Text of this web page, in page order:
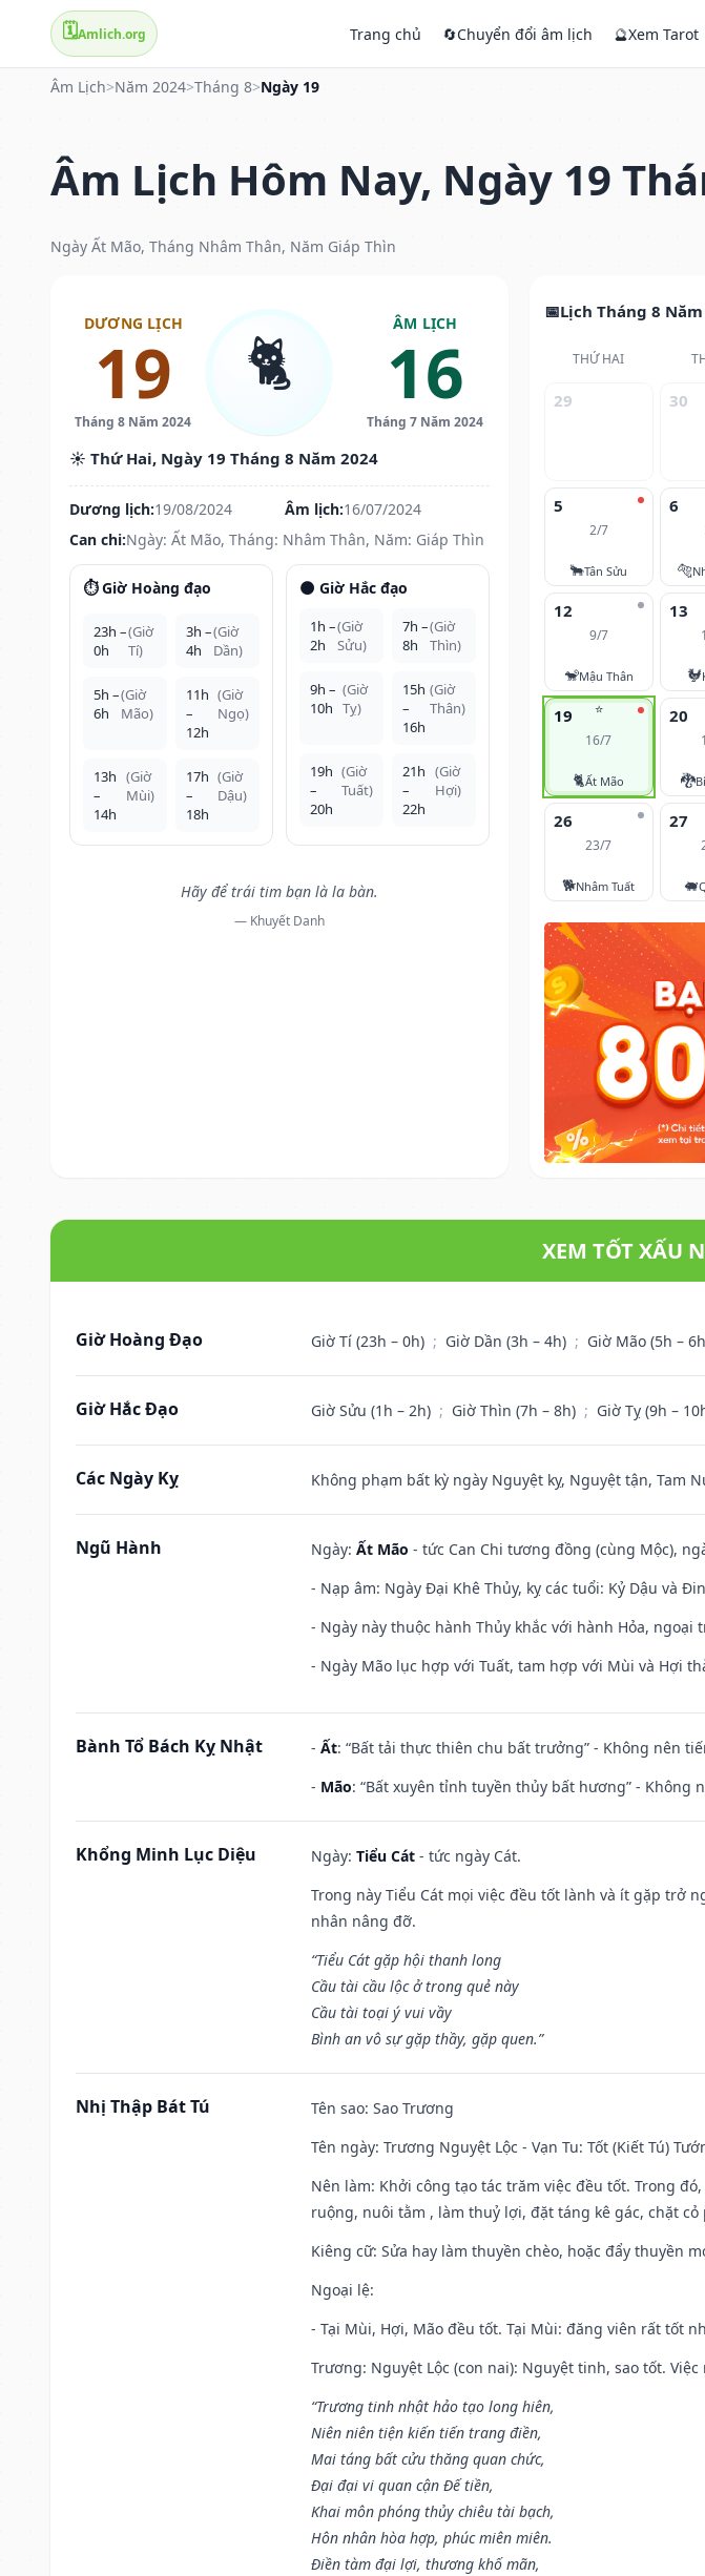
🗓️Amlich.org Trang chủ 🔄Chuyển đổi âm lịch 🔮Xem Tarot
Âm Lịch>Năm 2024>Tháng 8>Ngày 19
Âm Lịch Hôm Nay, Ngày 19
Ngày Ất Mão, Tháng Nhâm Thân, Năm Giáp Thìn
DƯƠNG LỊCH
19
Tháng 8 Năm 2024
🐈 ÂM LỊCH
16
Tháng 7 Năm 2024
☀️ Thứ Hai, Ngày 19 Tháng 8 Năm 2024
Dương lịch:19/08/2024 Âm lịch:16/07/2024
Can chi:Ngày: Ất Mão, Tháng: Nhâm Thân, Năm: Giáp Thìn
⏱️ Giờ Hoàng đạo
23h –
0h
(Giờ
Tí)
3h –
4h
(Giờ
Dần)
5h –
6h
(Giờ
Mão)
11h
–
12h
(Giờ
Ngọ)
13h
–
14h
(Giờ
Mùi)
17h
–
18h
(Giờ
Dậu)
🌑 Giờ Hắc đạo
1h –
2h
(Giờ
Sửu)
7h –
8h
(Giờ
Thìn)
9h –
10h
(Giờ
Tỵ)
15h
–
16h
(Giờ
Thân)
19h
–
20h
(Giờ
Tuất)
21h
–
22h
(Giờ
Hợi)
Hãy để trái tim bạn là la bàn.
— Khuyết Danh
Lịch Tháng 8
THỨ HAI
29 30
5
2/7
🐂Tân Sửu
6
🐅
12
9/7
🐒Mậu Thân
13
🐓
⭐
19
16/7
🐈Ất Mão
20
🐉
26
23/7
🐕Nhâm Tuất
27
🐖
XEM TỐT XẤU
Giờ Hoàng Đạo Giờ Tí (23h – 0h) ; Giờ Dần (3h – 4h) ; Giờ Mão (5h –
Giờ Hắc Đạo Giờ Sửu (1h – 2h) ; Giờ Thìn (7h – 8h) ; Giờ Tỵ (9h –
Các Ngày Kỵ Không phạm bất kỳ ngày Nguyệt kỵ, Nguyệt tận, Tam
Ngũ Hành Ngày: Ất Mão - tức Can Chi tương đồng (cùng Mộc),
- Nạp âm: Ngày Đại Khê Thủy, kỵ các tuổi: Kỷ Dậu và
- Ngày này thuộc hành Thủy khắc với hành Hỏa, ngoại
- Ngày Mão lục hợp với Tuất, tam hợp với Mùi và Hợi
Bành Tổ Bách Kỵ Nhật - Ất: “Bất tải thực thiên chu bất trưởng” - Không nên
- Mão: “Bất xuyên tỉnh tuyền thủy bất hương” -
Khổng Minh Lục Diệu Ngày: Tiểu Cát - tức ngày Cát.
Trong này Tiểu Cát mọi việc đều tốt lành và ít gặp trở
nhân nâng đỡ.
“Tiểu Cát gặp hội thanh long
Cầu tài cầu lộc ở trong quẻ này
Cầu tài toại ý vui vầy
Bình an vô sự gặp thầy, gặp quen.”
Nhị Thập Bát Tú Tên sao: Sao Trương
Tên ngày: Trương Nguyệt Lộc - Vạn Tu: Tốt (Kiết Tú)
Nên làm: Khởi công tạo tác trăm việc đều tốt. Trong
ruộng, nuôi tằm , làm thuỷ lợi, đặt táng kê gác, chặt
Kiêng cữ: Sửa hay làm thuyền chèo, hoặc đẩy thuyền
Ngoại lệ:
- Tại Mùi, Hợi, Mão đều tốt. Tại Mùi: đăng viên rất tốt
Trương: Nguyệt Lộc (con nai): Nguyệt tinh, sao tốt.
“Trương tinh nhật hảo tạo long hiên,
Niên niên tiện kiến tiến trang điền,
Mai táng bất cửu thăng quan chức,
Đại đại vi quan cận Đế tiền,
Khai môn phóng thủy chiêu tài bạch,
Hôn nhân hòa hợp, phúc miên miên.
Điền tàm đại lợi, thương khố mãn,